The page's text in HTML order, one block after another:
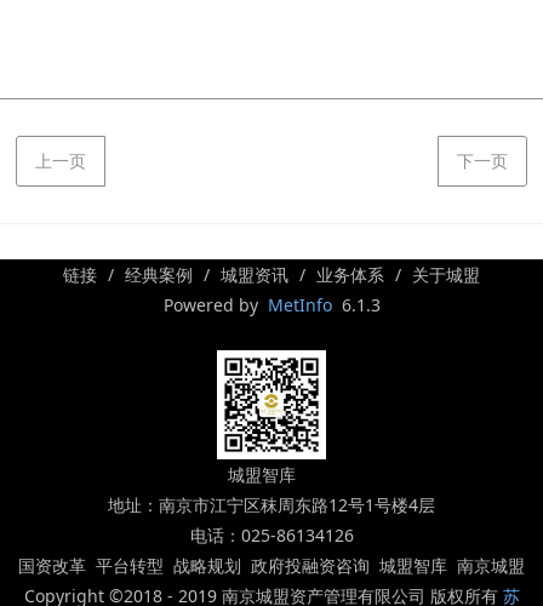
上一页 下一页
链接 经典案例 城盟资讯 业务体系
关于城盟
Powered by MetInfo6.1.3
城盟智库
地址：南京市江宁区秣周东路12号1号楼4层
电话：025-86134126
国资改革 平台转型 战略规划 政府投融资咨询 城盟智库 南京城盟
Copyright ©2018 - 2019 南京城盟资产管理有限公司 版权所有 苏